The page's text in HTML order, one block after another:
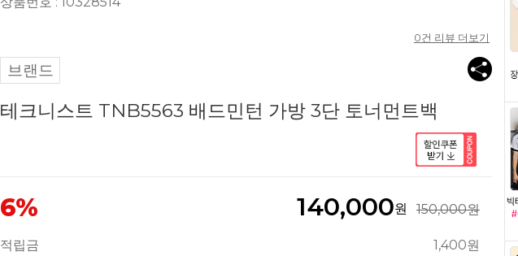
0건 리뷰 더보기
브랜드
테크니스트 TNB5563 배드민턴 가방 3단 토너먼트백
6% 140,000원 150,000원
적립금 1,400원